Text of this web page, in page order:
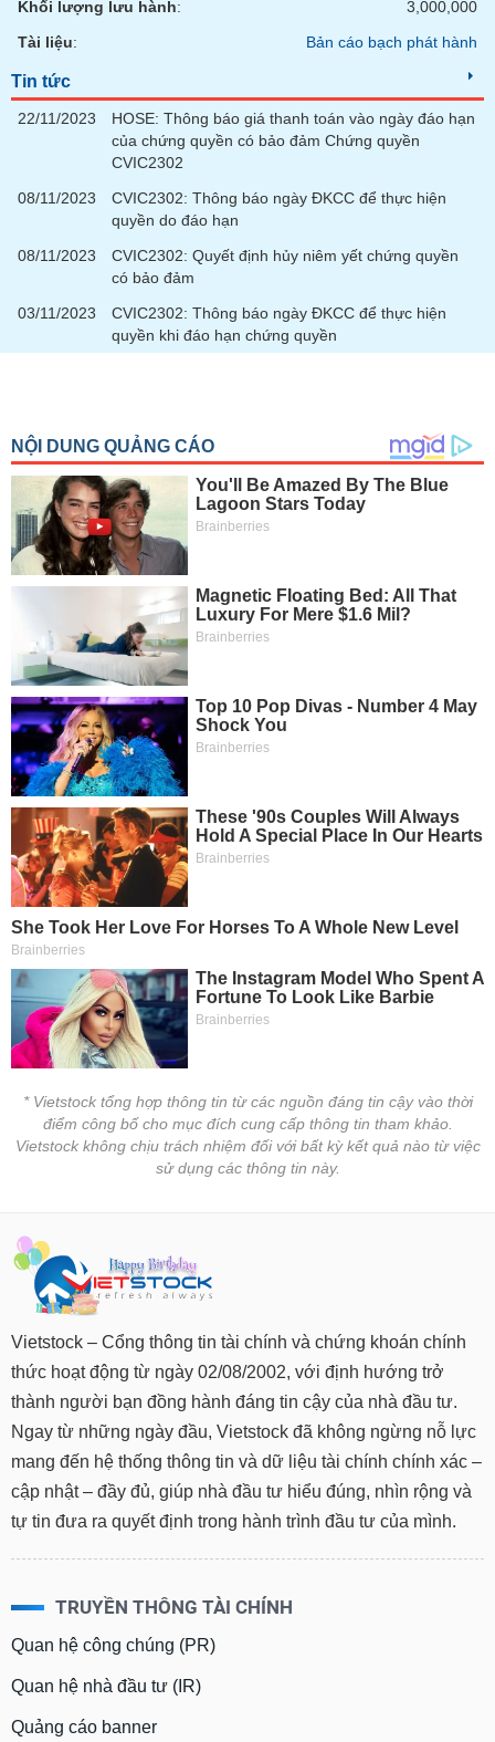
Khối lượng lưu hành:
3,000,000
Tài liệu: Bản cáo bạch phát hành
Tin tức
22/11/2023
HOSE: Thông báo giá thanh toán vào ngày đáo hạn
của chứng quyền có bảo đảm Chứng quyền
CVIC2302
08/11/2023
CVIC2302: Thông báo ngày ĐKCC để thực hiện
quyền do đáo hạn
08/11/2023
CVIC2302: Quyết định hủy niêm yết chứng quyền
có bảo đảm
03/11/2023
CVIC2302: Thông báo ngày ĐKCC để thực hiện
quyền khi đáo hạn chứng quyền
* Vietstock tổng hợp thông tin từ các nguồn đáng tin cậy vào thời
điểm công bố cho mục đích cung cấp thông tin tham khảo.
Vietstock không chịu trách nhiệm đối với bất kỳ kết quả nào từ việc
sử dụng các thông tin này.
Vietstock – Cổng thông tin tài chính và chứng khoán chính
thức hoạt động từ ngày 02/08/2002, với định hướng trở
thành người bạn đồng hành đáng tin cậy của nhà đầu tư.
Ngay từ những ngày đầu, Vietstock đã không ngừng nỗ lực
mang đến hệ thống thông tin và dữ liệu tài chính chính xác –
cập nhật – đầy đủ, giúp nhà đầu tư hiểu đúng, nhìn rộng và
tự tin đưa ra quyết định trong hành trình đầu tư của mình.
TRUYỀN THÔNG TÀI CHÍNH
Quan hệ công chúng (PR)
Quan hệ nhà đầu tư (IR)
Quảng cáo banner